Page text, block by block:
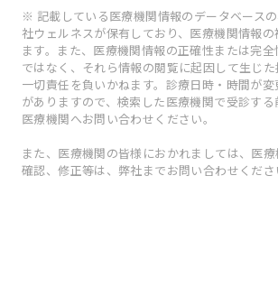
※ 記載している医療機関情報のデータベース
社ウェルネスが保有しており、医療機関情報
ます。また、医療機関情報の正確性または完
ではなく、それら情報の閲覧に起因して生じた
一切責任を負いかねます。診療日時・時間が
がありますので、検索した医療機関で受診す
医療機関へお問い合わせください。
また、医療機関の皆様におかれましては、医
確認、修正等は、弊社までお問い合わせくださ